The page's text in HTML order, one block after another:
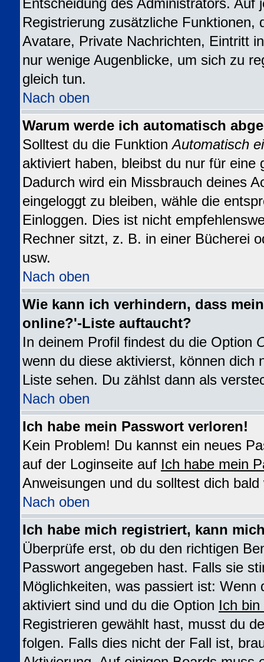
Entscheidung des Administrators. Auf
Registrierung zusätzliche Funktionen,
Avatare, Private Nachrichten, Eintritt
nur wenige Augenblicke, um sich zu
gleich tun.
Nach oben
Warum werde ich automatisch
Solltest du die FunktionAutomatisch
aktiviert haben, bleibst du nur für eine
Dadurch wird ein Missbrauch deines
eingeloggt zu bleiben, wähle die
Einloggen. Dies ist nicht
Rechner sitzt, z. B. in einer Bücherei
usw.
Nach oben
Wie kann ich verhindern, dass
online?'-Liste auftaucht?
In deinem Profil findest du die Option
wenn du diese aktivierst, können dich
Liste sehen. Du zählst dann als
Nach oben
Ich habe mein Passwort verloren!
Kein Problem! Du kannst ein neues
auf der Loginseite auf Ich habe mein
Anweisungen und du solltest dich
Nach oben
Ich habe mich registriert, kann
Überprüfe erst, ob du den richtigen
Passwort angegeben hast. Falls sie
Möglichkeiten, was passiert ist: Wenn
aktiviert sind und du die Option Ich
Registrieren gewählt hast, musst du
folgen. Falls dies nicht der Fall ist,